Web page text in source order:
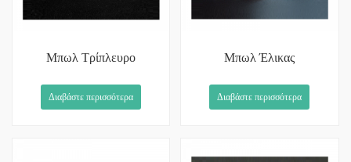
Mπωλ Τρίπλευρο
Διαβάστε περισσότερα
Μπωλ Έλικας
Διαβάστε περισσότερα